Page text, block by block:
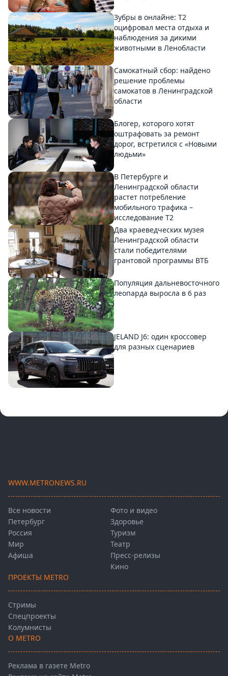
Зубры в онлайне: Т2
оцифровал места отдыха и
наблюдения за дикими
животными в Ленобласти
Самокатный сбор: найдено
решение проблемы
самокатов в Ленинградской
области
Блогер, которого хотят
оштрафовать за ремонт
дорог, встретился с «Новыми
людьми»
В Петербурге и
Ленинградской области
растет потребление
мобильного трафика –
исследование T2
Два краеведческих музея
Ленинградской области
стали победителями
грантовой программы ВТБ
Популяция дальневосточного
леопарда выросла в 6 раз
JELAND J6: один кроссовер
для разных сценариев
WWW.METRONEWS.RU
Все новости
Петербург
Россия
Мир
Афиша
Фото и видео
Здоровье
Туризм
Театр
Пресс-релизы
Кино
ПРОЕКТЫ METRO
Стримы
Спецпроекты
Колумнисты
О METRO
Реклама в газете Metro